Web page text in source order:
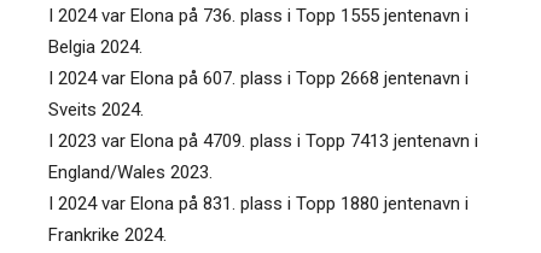
I 2024 var Elona på 736. plass i Topp 1555 jentenavn i
Belgia 2024.
I 2024 var Elona på 607. plass i Topp 2668 jentenavn i
Sveits 2024.
I 2023 var Elona på 4709. plass i Topp 7413 jentenavn i
England/Wales 2023.
I 2024 var Elona på 831. plass i Topp 1880 jentenavn i
Frankrike 2024.